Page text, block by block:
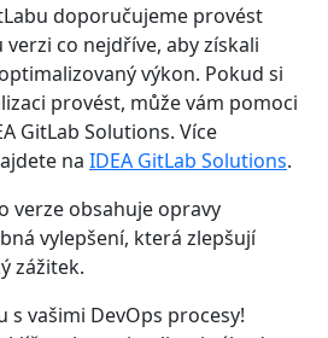
doporučujeme provést
co nejdříve, aby získali
výkon. Pokud si
provést, může vám pomoci
GitLab Solutions. Více
na IDEA GitLab Solutions.
verze obsahuje opravy
vylepšení, která zlepšují
zážitek.
s vašimi DevOps procesy!